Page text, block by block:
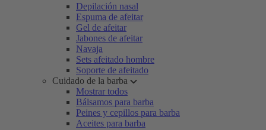
Depilación nasal
Espuma de afeitar
Gel de afeitar
Jabones de afeitar
Navaja
Sets afeitado hombre
Soporte de afeitado
Cuidado de la barba
Mostrar todos
Bálsamos para barba
Peines y cepillos para barba
Aceites para barba